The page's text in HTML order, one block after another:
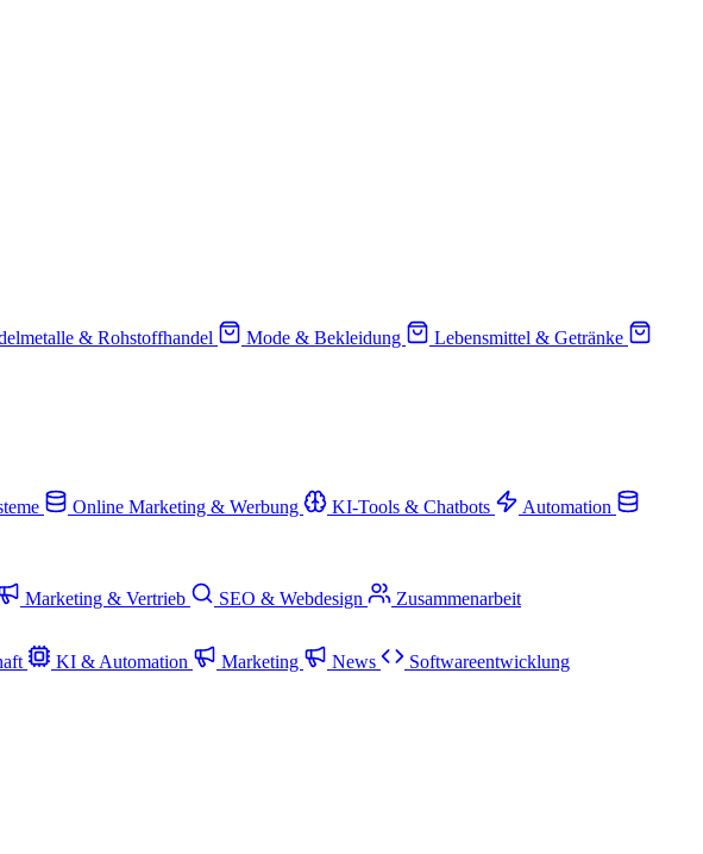
& Rohstoffhandel Mode & Bekleidung
Lebensmittel & Getränke
Online Marketing & Werbung KI-Tools & Chatbots
Automation
Marketing & Vertrieb SEO & Webdesign Zusammenarbeit
KI & Automation Marketing News Softwareentwicklung